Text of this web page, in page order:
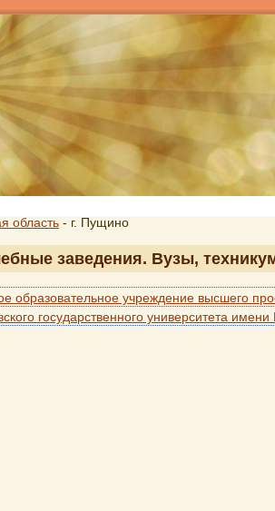
область - г. Пущино
заведения. Вузы,
образовательное учреждение высшего
государственного университета